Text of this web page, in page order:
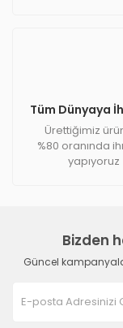
Tüm Dünyaya
Ürettiğimiz
%80 oranında
yapıyoruz
Bizden
Güncel